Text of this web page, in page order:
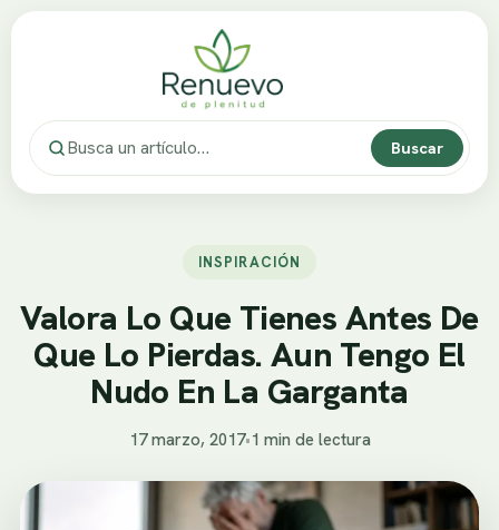
Buscar
INSPIRACIÓN
Valora Lo Que Tienes Antes De
Que Lo Pierdas. Aun Tengo El
Nudo En La Garganta
17 marzo, 2017•1 min de lectura